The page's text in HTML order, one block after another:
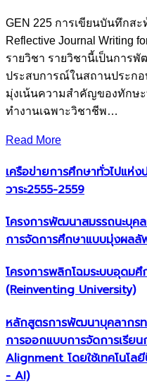
GEN 225 การเขียนบันทึกส
Reflective Journal Writing
รายวิชา รายวิชานี้เป็นการ
ประสบการณ์ในสถานประก
มุ่งเน้นความสำคัญของทักษ
ทำงานเฉพาะวิชาชีพ…
Read More
เครือข่ายการศึกษาทั่วไปแห่ง
วาระ2555-2559
โครงการพัฒนาสมรรถนะบุค
การจัดการศึกษาแบบมุ่งผลลั
โครงการพลิกโฉมระบบอุดมศึ
(Reinventing University)
หลักสูตรการพัฒนาบุคลากร
การออกแบบการจัดการเรี
Alignment โดยใช้เทคโนโ
- AI)